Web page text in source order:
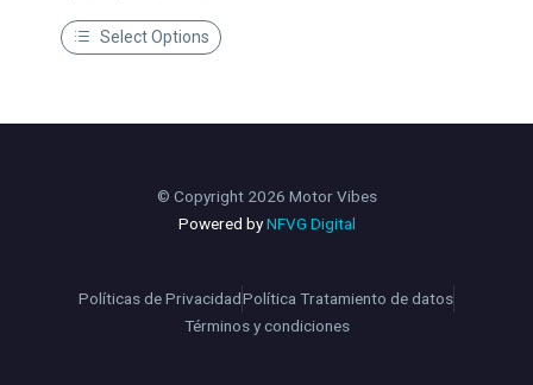
Select Options
© Copyright 2026 Motor Vibes
Powered byNFVG Digital
Políticas de PrivacidadPolítica Tratamiento de datos
Términos y condiciones